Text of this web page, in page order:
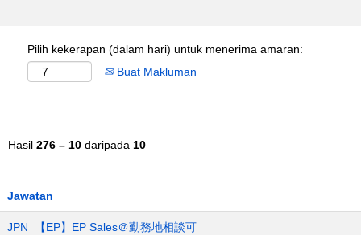
Pilih kekerapan (dalam hari) untuk menerima amaran:
Buat Makluman
Hasil 276 – 10 daripada 10
Jawatan
JPN_【EP】EP Sales＠勤務地相談可